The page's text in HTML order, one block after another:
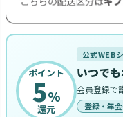
ポイント
5%
還元
公式WEB
いつで
会員登録で
登録・年